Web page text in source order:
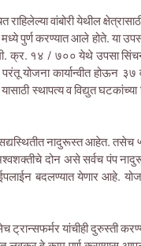
वांबोरी येथील
पुर्ण करण्यात आले होते. या
क्र. १४ / ७०० येथे उपसा
योजना कार्यान्वीत होऊन
स्थापत्य व विद्युत
नादुरूस्त आहेत. तसेच
दोन असे सर्वच पंप
बदलण्यात येणार आहे.
यांचीही दुरुस्ती